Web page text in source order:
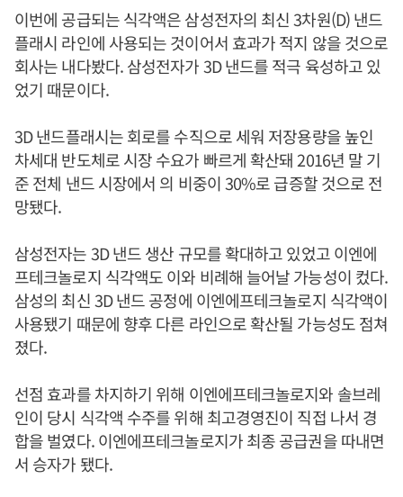
이번에 공급되는 식각액은 삼성전자의 최신 3차원(D) 낸드
플래시 라인에 사용되는 것이어서 효과가 적지 않을 것으로
회사는 내다봤다. 삼성전자가 3D 낸드를 적극 육성하고 있
었기 때문이다.
3D 낸드플래시는 회로를 수직으로 세워 저장용량을 높인
차세대 반도체로 시장 수요가 빠르게 확산돼 2016년 말 기
준 전체 낸드 시장에서 의 비중이 30%로 급증할 것으로 전
망됐다.
삼성전자는 3D 낸드 생산 규모를 확대하고 있었고 이엔에
프테크놀로지 식각액도 이와 비례해 늘어날 가능성이 컸다.
삼성의 최신 3D 낸드 공정에 이엔에프테크놀로지 식각액이
사용됐기 때문에 향후 다른 라인으로 확산될 가능성도 점쳐
졌다.
선점 효과를 차지하기 위해 이엔에프테크놀로지와 솔브레
인이 당시 식각액 수주를 위해 최고경영진이 직접 나서 경
합을 벌였다. 이엔에프테크놀로지가 최종 공급권을 따내면
서 승자가 됐다.